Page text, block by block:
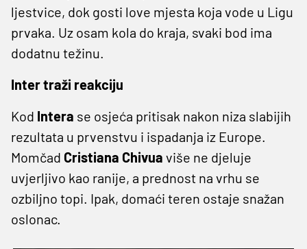
ljestvice, dok gosti love mjesta koja vode u Ligu
prvaka. Uz osam kola do kraja, svaki bod ima
dodatnu težinu.
Inter traži reakciju
Kod Intera se osjeća pritisak nakon niza slabijih
rezultata u prvenstvu i ispadanja iz Europe.
Momčad Cristiana Chivua više ne djeluje
uvjerljivo kao ranije, a prednost na vrhu se
ozbiljno topi. Ipak, domaći teren ostaje snažan
oslonac.